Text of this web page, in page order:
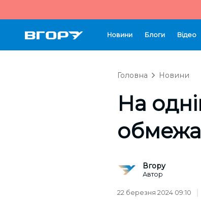
Новини Блоги Відео
Головна Новини
На
Вгору
Автор
22 березня 2024 09:10